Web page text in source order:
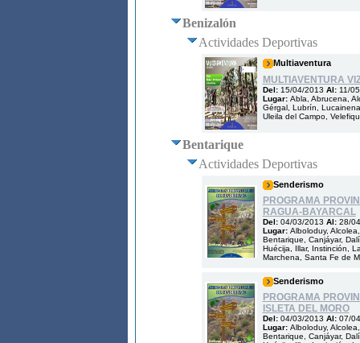
Benizalón
Actividades Deportivas
Multiaventura
MULTIAVENTURA
Del: 15/04/2013 Al: 11/
Lugar: Abla, Abrucena,
Gérgal, Lubrín,
Uleila del Campo,
Bentarique
Actividades Deportivas
Senderismo
PROGRAMA
RAGUA-BAYARCAL
Del: 04/03/2013 Al: 28/
Lugar: Alboloduy,
Bentarique, Canjáyar,
Huécija, Illar, Instinción,
Marchena, Santa Fe de
Senderismo
PROGRAMA
ISLETA DEL MORO
Del: 04/03/2013 Al: 07/
Lugar: Alboloduy,
Bentarique, Canjáyar,